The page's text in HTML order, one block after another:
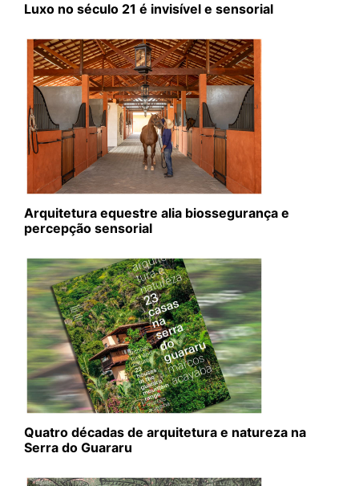
Luxo no século 21 é invisível e sensorial
Arquitetura equestre alia biossegurança e
percepção sensorial
Quatro décadas de arquitetura e natureza na
Serra do Guararu